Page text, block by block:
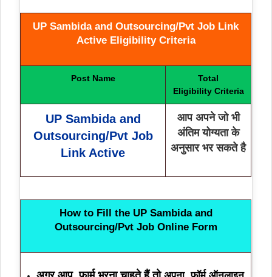
UP Sambida and Outsourcing/Pvt Job Link
Active Eligibility Criteria
Post Name
Total
Eligibility Criteria
UP Sambida and
Outsourcing/Pvt Job
Link Active
आप अपने जो भी
अंतिम योग्यता के
अनुसार भर सकते है
How to Fill the UP Sambida and
Outsourcing/Pvt JobOnline Form